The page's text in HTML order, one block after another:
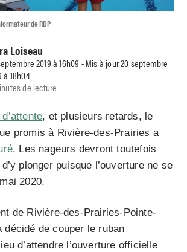
de RDP
Loiseau
2019 à 16h09 - Mis à jour 20 septembre
à 18h04
de lecture
, et plusieurs retards, le
promis à Rivière-des-Prairies a
. Les nageurs devront toutefois
plonger puisque l’ouverture ne se
2020.
de Rivière-des-Prairies-Pointe-
décidé de couper le ruban
d’attendre l’ouverture officielle